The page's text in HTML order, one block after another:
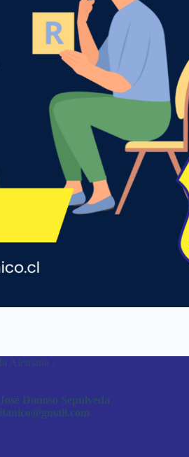
Alemana .
Donoso Sepúlveda